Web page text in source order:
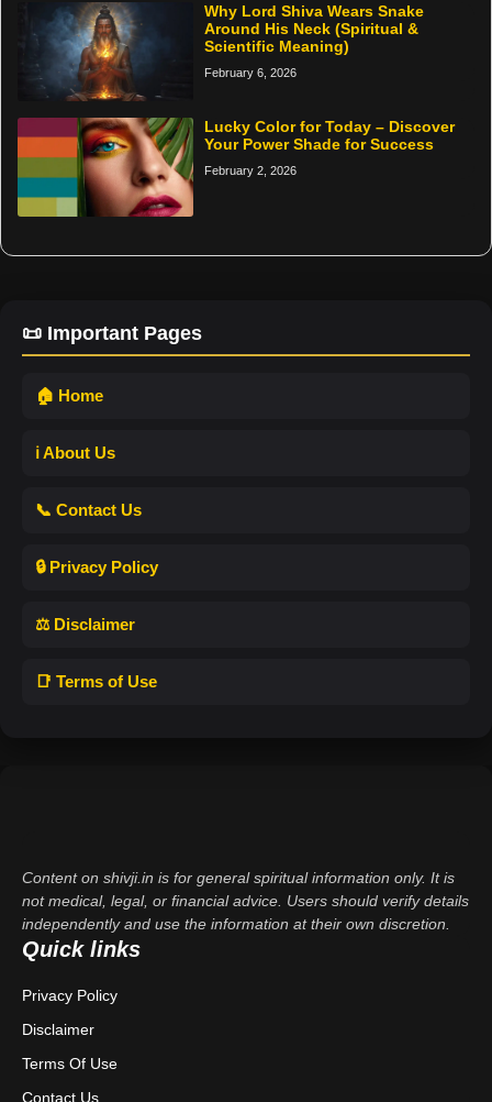
Why Lord Shiva Wears Snake
Around His Neck (Spiritual &
Scientific Meaning)
February 6, 2026
Lucky Color for Today – Discover
Your Power Shade for Success
February 2, 2026
📜 Important Pages
🏠 Home
ℹ️ About Us
📞 Contact Us
🔒 Privacy Policy
⚖️ Disclaimer
📑 Terms of Use
Content on shivji.in is for general spiritual information only. It is
not medical, legal, or financial advice. Users should verify details
independently and use the information at their own discretion.
Quick links
Privacy Policy
Disclaimer
Terms Of Use
Contact Us